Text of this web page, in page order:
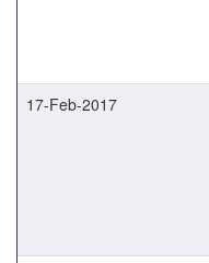
17-Feb-2017